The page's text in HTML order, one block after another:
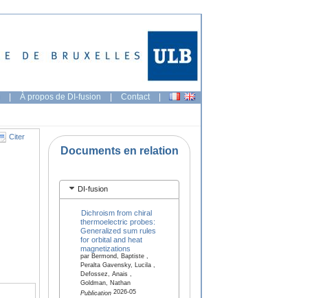
| À propos de DI-fusion | Contact |
Citer
Documents en relation
DI-fusion
Dichroism from chiral
thermoelectric probes:
Generalized sum rules
for orbital and heat
magnetizations
par Bermond, Baptiste ,
Peralta Gavensky, Lucila ,
Defossez, Anais ,
Goldman, Nathan
Publication2026-05